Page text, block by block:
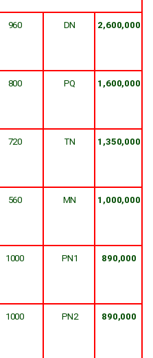
960 DN 2,600,000
800 PQ 1,600,000
720 TN 1,350,000
560 MN 1,000,000
1000 PN1 890,000
1000 PN2 890,000